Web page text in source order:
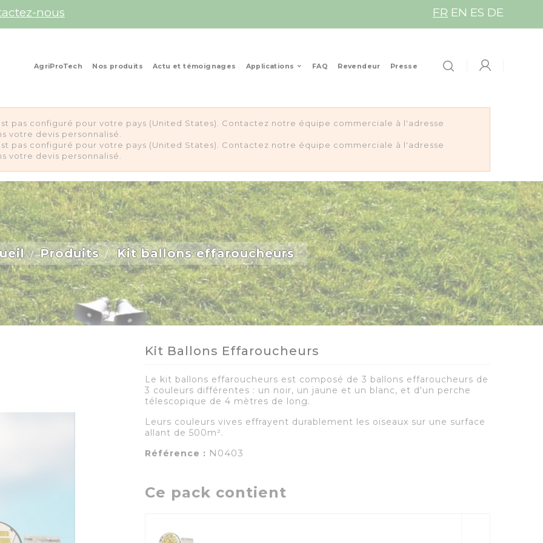
nous FR EN ES DE
AgriProTech Nos produits Actu et témoignages Applications FAQ Revendeur Presse
pas configuré pour votre pays (United States). Contactez notre équipe commerciale à l'adresse
votre devis personnalisé.
pas configuré pour votre pays (United States). Contactez notre équipe commerciale à l'adresse
votre devis personnalisé.
Produits Kit ballons effaroucheurs
Kit Ballons Effaroucheurs
Le kit ballons effaroucheurs est composé de 3 ballons effaroucheurs de
3 couleurs différentes : un noir, un jaune et un blanc, et d'un perche
télescopique de 4 mètres de long.
Leurs couleurs vives effrayent durablement les oiseaux sur une surface
allant de 500m².
Référence : N0403
Ce pack contient